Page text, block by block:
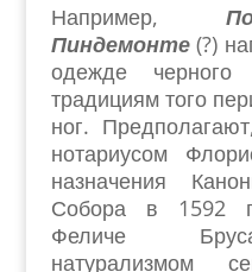
Например,
Пиндемонте(?)
одежде
традициям того
ног.
нотариусом
назначения
Собора в 1592
Феличе
натурализмом